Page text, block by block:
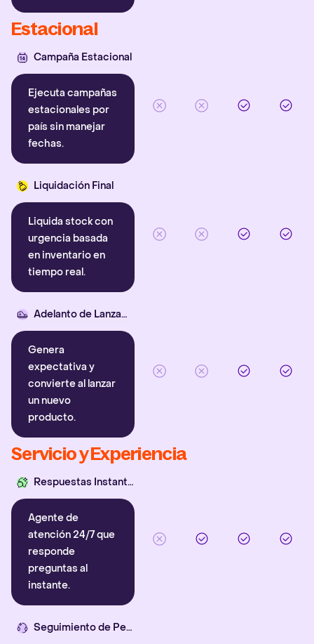
Estacional
Campaña Estacional
Ejecuta campañas
estacionales por
país sin manejar
fechas.
Liquidación Final
Liquida stock con
urgencia basada
en inventario en
tiempo real.
Adelanto de Lanzamiento
Genera
expectativa y
convierte al lanzar
un nuevo
producto.
Servicio y Experiencia
Respuestas Instantáneas
Agente de
atención 24/7 que
responde
preguntas al
instante.
Seguimiento de Pedidos